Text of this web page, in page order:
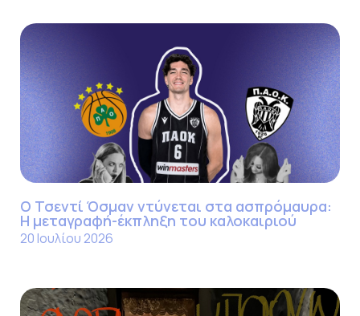
Ο Τσεντί Όσμαν ντύνεται στα ασπρόμαυρα:
Η μεταγραφή-έκπληξη του καλοκαιριού
20 Ιουλίου 2026